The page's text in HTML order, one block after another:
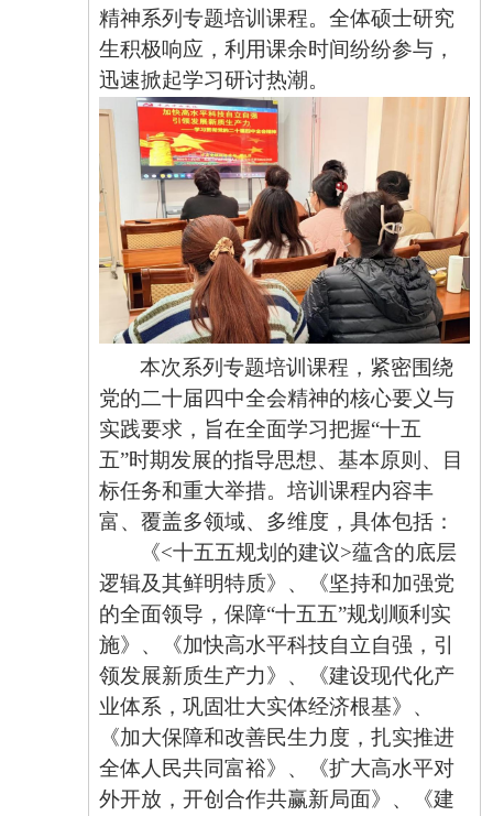
精神系列专题培训课程。全体硕士研究
生积极响应，利用课余时间纷纷参与，
迅速掀起学习研讨热潮。
本次系列专题培训课程，紧密围绕
党的二十届四中全会精神的核心要义与
实践要求，旨在全面学习把握“十五
五”时期发展的指导思想、基本原则、目
标任务和重大举措。培训课程内容丰
富、覆盖多领域、多维度，具体包括：
《<十五五规划的建议>蕴含的底层
逻辑及其鲜明特质》、《坚持和加强党
的全面领导，保障“十五五”规划顺利实
施》、《加快高水平科技自立自强，引
领发展新质生产力》、《建设现代化产
业体系，巩固壮大实体经济根基》、
《加大保障和改善民生力度，扎实推进
全体人民共同富裕》、《扩大高水平对
外开放，开创合作共赢新局面》、《建